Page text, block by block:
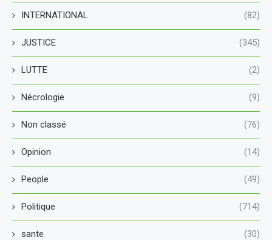
INTERNATIONAL (82)
JUSTICE (345)
LUTTE (2)
Nécrologie (9)
Non classé (76)
Opinion (14)
People (49)
Politique (714)
sante (30)